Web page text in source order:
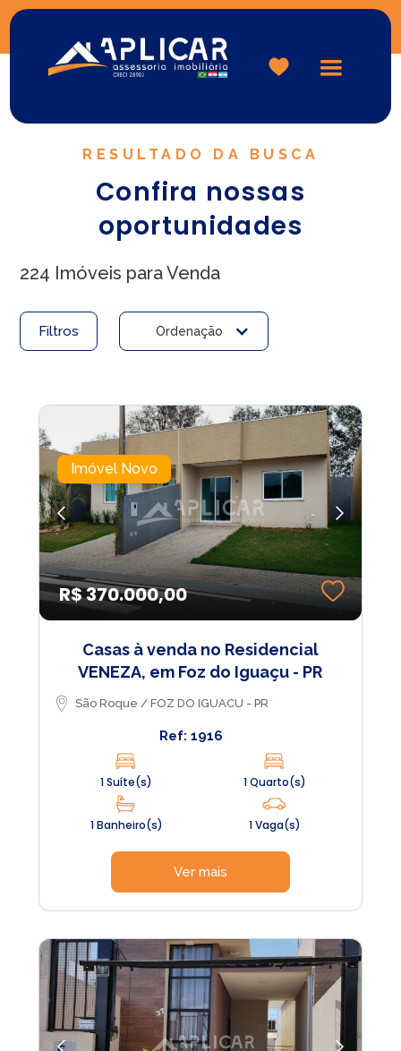
RESULTADO DA BUSCA
Confira nossas
oportunidades
224 Imóveis para Venda
Filtros Ordenação
Imóvel Novo
R$ 370.000,00
Casas à venda no Residencial
VENEZA, em Foz do Iguaçu - PR
São Roque / FOZ DO IGUACU - PR
Ref: 1916
1 Suíte(s) 1 Quarto(s)
1 Banheiro(s) 1 Vaga(s)
Ver mais